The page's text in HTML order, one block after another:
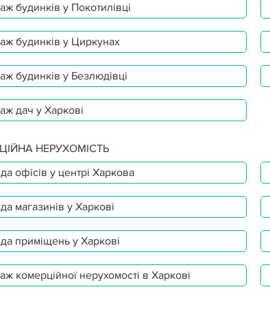
будинків у Покотилівці
будинків у Циркунах
будинків у Безлюдівці
дач у Харкові
НЕРУХОМІСТЬ
офісів у центрі Харкова
магазинів у Харкові
приміщень у Харкові
комерційної нерухомості в Харкові